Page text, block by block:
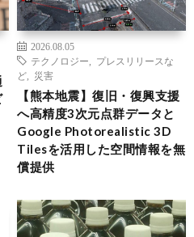
2026.08.05
テクノロジー
プレスリリースな
ど
災害
【熊本地震】復旧・復興支援
へ高精度3次元点群データと
Google Photorealistic 3D
Tilesを活用した空間情報を無
償提供